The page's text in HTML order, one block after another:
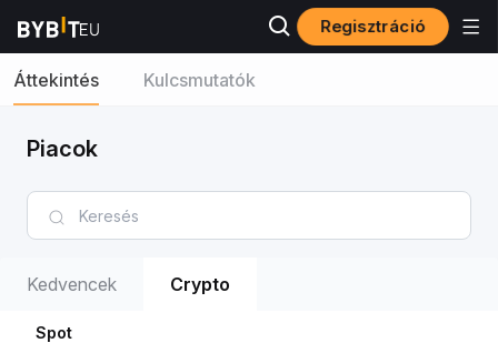
Regisztráció
Áttekintés Kulcsmutatók
Piacok
Kedvencek Crypto
Spot